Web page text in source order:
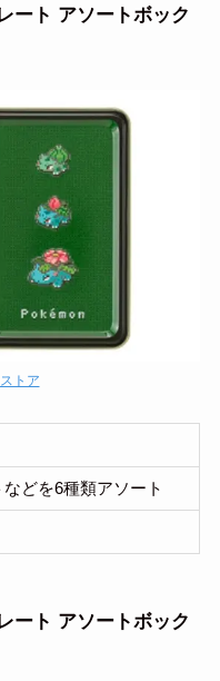
ート アソートボック
トア
どを6種類アソート
ート アソートボック